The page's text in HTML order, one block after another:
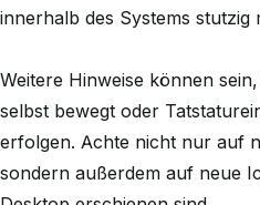
innerhalb des Systems stutzig
Weitere Hinweise können
selbst bewegt oder
erfolgen. Achte nicht nur auf
sondern außerdem auf neue